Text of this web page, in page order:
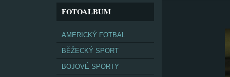
FOTOALBUM
AMERICKÝ FOTBAL
BĚŽECKÝ SPORT
BOJOVÉ SPORTY